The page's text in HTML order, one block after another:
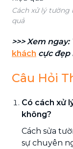
Cách xử lý
quả
>>> Xem
khách cực đẹp
Câu Hỏi
Có cách xử
không?
Cách sửa
sự chuyên